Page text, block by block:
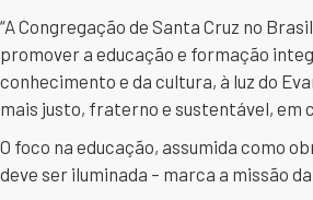
“A Congregação de Santa Cruz no
promover a educação e formação
conhecimento e da cultura, à luz do
mais justo, fraterno e sustentável, em
O foco na educação, assumida como
deve ser iluminada – marca a missão